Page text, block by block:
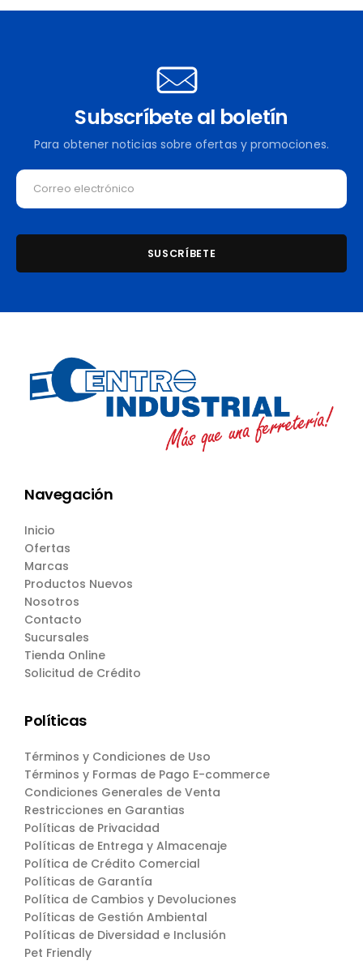
Subscríbete al boletín
Para obtener noticias sobre ofertas y promociones.
Navegación
Inicio
Ofertas
Marcas
Productos Nuevos
Nosotros
Contacto
Sucursales
Tienda Online
Solicitud de Crédito
Políticas
Términos y Condiciones de Uso
Términos y Formas de Pago E-commerce
Condiciones Generales de Venta
Restricciones en Garantias
Políticas de Privacidad
Políticas de Entrega y Almacenaje
Política de Crédito Comercial
Políticas de Garantía
Política de Cambios y Devoluciones
Políticas de Gestión Ambiental
Políticas de Diversidad e Inclusión
Pet Friendly